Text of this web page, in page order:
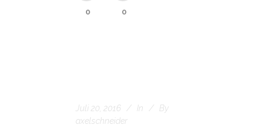
0 0
Juli 20, 2016 In
By
axelschneider